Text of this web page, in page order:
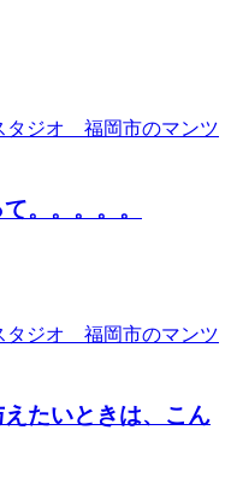
。。。。。
たいときは、こん